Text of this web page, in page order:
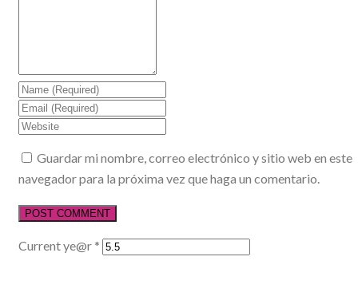
Guardar mi nombre, correo electrónico y sitio web en este
navegador para la próxima vez que haga un comentario.
Current ye@r *